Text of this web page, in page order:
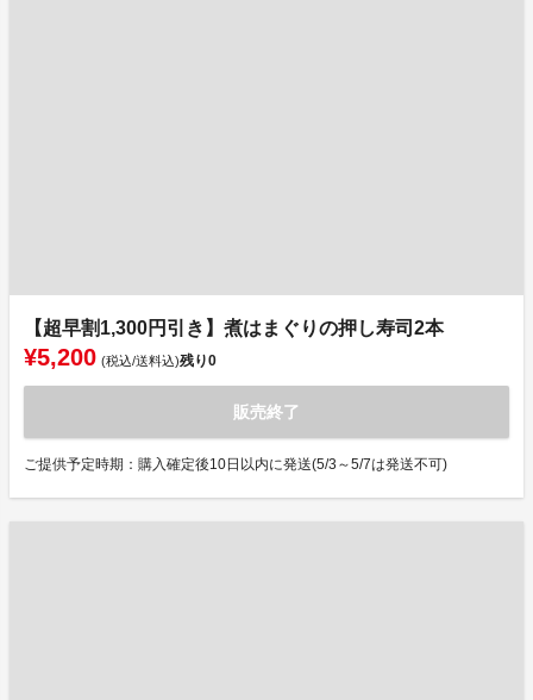
【超早割1,300円引き】煮はまぐりの押し寿司2本
¥5,200 (税込/送料込)残り0
販売終了
ご提供予定時期：購入確定後10日以内に発送(5/3～5/7は発送不可)